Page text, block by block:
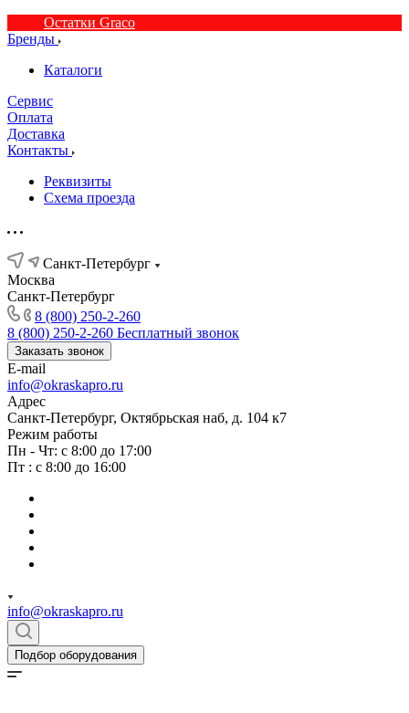
Остатки Graco
Бренды
Каталоги
Сервис
Оплата
Доставка
Контакты
Реквизиты
Схема проезда
Санкт-Петербург
Москва
Санкт-Петербург
8 (800) 250-2-260
8 (800) 250-2-260 Бесплатный звонок
Заказать звонок
E-mail
info@okraskapro.ru
Адрес
Санкт-Петербург, Октябрьская наб, д. 104 к7
Режим работы
Пн - Чт: с 8:00 до 17:00
Пт : с 8:00 до 16:00
info@okraskapro.ru
Подбор оборудования